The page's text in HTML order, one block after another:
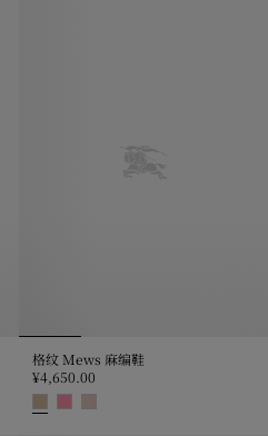
格纹 Mews 麻编鞋
¥4,650.00